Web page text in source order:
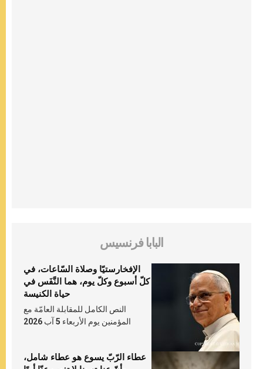
البابا فرنسيس
الإفخارستيّا وصلاة السّاعات، في
كلّ أسبوع وكلّ يوم، هما النَّفَس في
حياة الكنيسة
النص الكامل للمقابلة العامّة مع
المؤمنين يوم الأربعاء 5 آب 2026
عطاء الرّبّ يسوع هو عطاء شامل،